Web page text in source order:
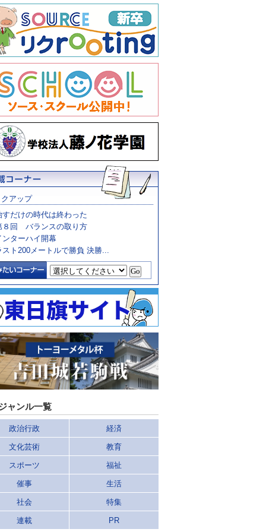
アップ
すだけの時代は終わった
８回 バランスの取り方
ンターハイ開幕
スト200メートルで勝負 決勝...
ャンル一覧
政治行政 経済
文化芸術 教育
スポーツ 福祉
催事 生活
社会 特集
連載 PR